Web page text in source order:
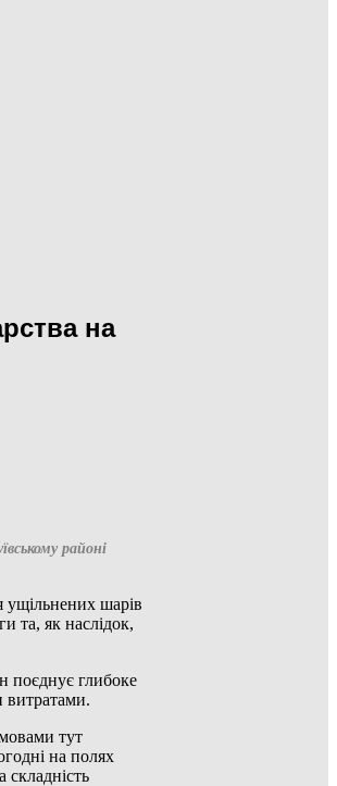
на
районі
ущільнених шарів
та, як наслідок,
поєднує глибоке
витратами.
тут
на полях